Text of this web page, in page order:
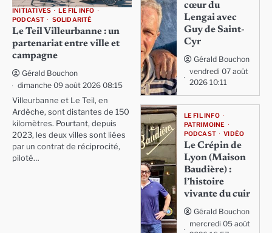
INITIATIVES
LE FIL INFO
PODCAST
SOLIDARITÉ
Le Teil Villeurbanne : un
partenariat entre ville et
campagne
Gérald Bouchon
dimanche 09 août 2026 08:15
Villeurbanne et Le Teil, en
Ardèche, sont distantes de 150
kilomètres. Pourtant, depuis
2023, les deux villes sont liées
par un contrat de réciprocité,
piloté…
cœur du
Lengai avec
Guy de Saint-
Cyr
Gérald Bouchon
vendredi 07 août
2026 10:11
LE FIL INFO
PATRIMOINE
PODCAST
VIDÉO
Le Crépin de
Lyon (Maison
Baudière) :
l’histoire
vivante du cuir
Gérald Bouchon
mercredi 05 août